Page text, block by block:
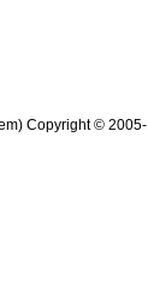
Copyright © 2005-